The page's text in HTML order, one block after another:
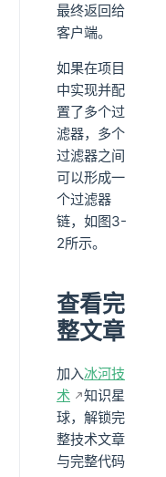
最终返回给
客户端。
如果在项目
中实现并配
置了多个过
滤器，多个
过滤器之间
可以形成一
个过滤器
链，如图3-
2所示。
查看完
整文章
加入冰河技
术
知识星
球，解锁完
整技术文章
与完整代码